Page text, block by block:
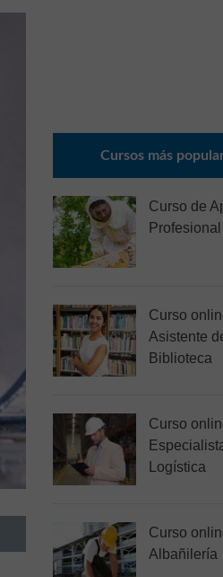
Cursos más
Curso de
Profesional
Curso
Asistente
Biblioteca
Curso
Logística
Curso
Albañilería